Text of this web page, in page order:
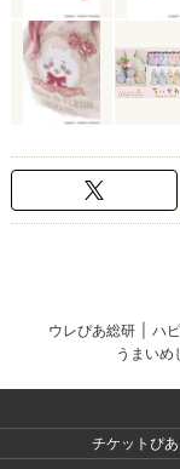
ウレぴあ総研 ハ
うまいめ
チケットぴあ